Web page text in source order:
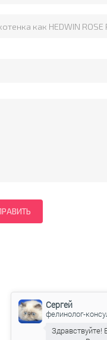
Сергей
фелинолог-
Здравствуйте!